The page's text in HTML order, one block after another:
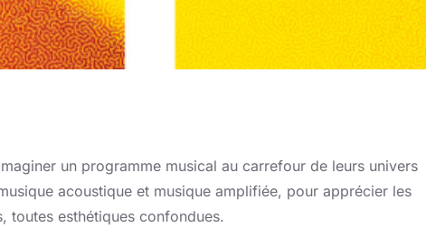
un programme musical au carrefour de leurs univers
acoustique et musique amplifiée, pour apprécier les
toutes esthétiques confondues.